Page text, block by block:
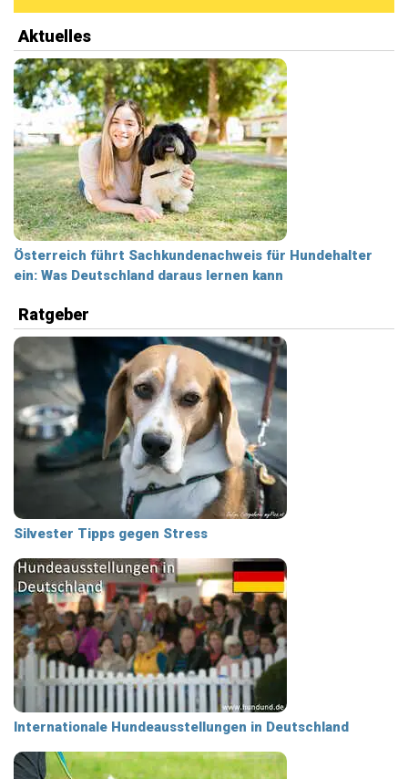
Aktuelles
Österreich führt Sachkundenachweis für Hundehalter
ein: Was Deutschland daraus lernen kann
Ratgeber
Silvester Tipps gegen Stress
Internationale Hundeausstellungen in Deutschland